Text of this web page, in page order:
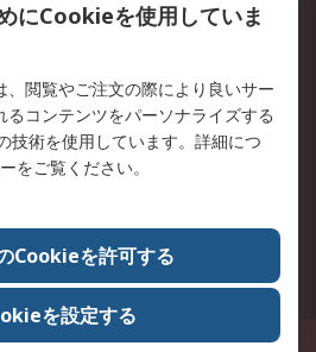
採用情報
ら
コーポレートサイト
RSの歴史
語）
認証について
ヶ谷区神戸町134番地 横浜ビジネスパーク ウ
にCookieを使用していま
、閲覧やご注文の際により良いサー
るコンテンツをパーソナライズする
技術を使用しています。詳細につ
ーをご覧ください。
Cookieを許可する
を設定する